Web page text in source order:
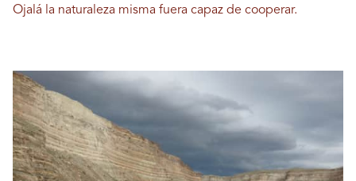
Ojalá la naturaleza misma fuera capaz de cooperar.